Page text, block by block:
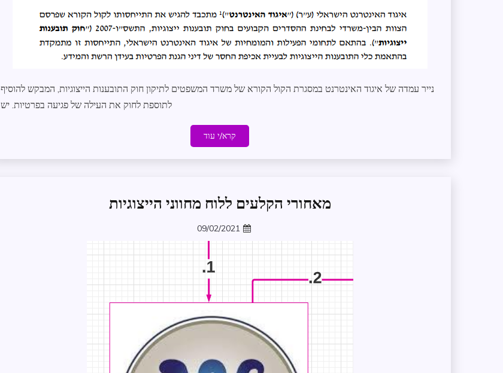
נייר עמדה של איגוד האינטרנט במסגרת הקול הקורא של משרד המשפטים לתיקון חוק התובענות הייצוגיות, המבקש להוסיף
לתוספת לחוק את העילה של פגיעה בפרטיות. יש
קרא/י עוד
משפט
לדרך
תובענות
ייצוגיות
מאחורי הקלעים ללוח מחווני הייצוגיות
09/02/2021
zomer